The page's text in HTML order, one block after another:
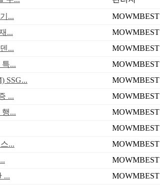
...
MOWMBEST
...
MOWMBEST
...
MOWMBEST
...
MOWMBEST
SSG...
MOWMBEST
...
MOWMBEST
...
MOWMBEST
MOWMBEST
...
MOWMBEST
MOWMBEST
...
MOWMBEST